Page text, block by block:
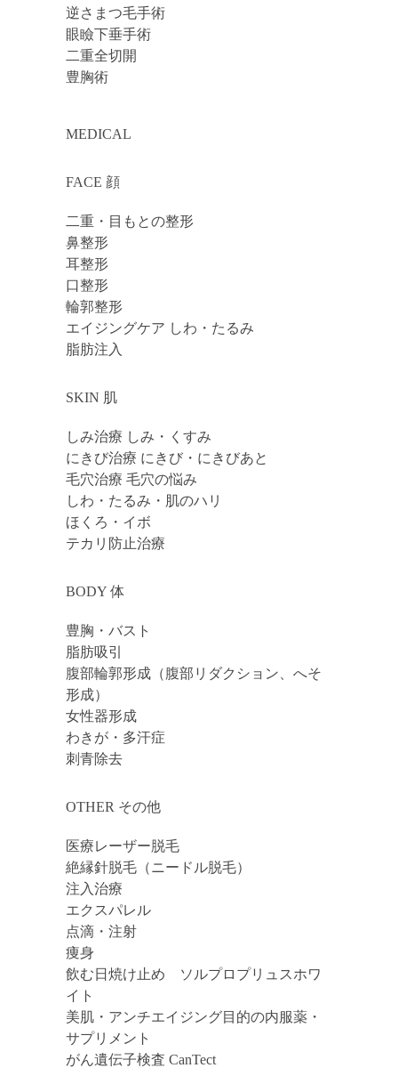
逆さまつ毛手術
眼瞼下垂手術
二重全切開
豊胸術
MEDICAL
FACE 顔
二重・目もとの整形
鼻整形
耳整形
口整形
輪郭整形
エイジングケア しわ・たるみ
脂肪注入
SKIN 肌
しみ治療 しみ・くすみ
にきび治療 にきび・にきびあと
毛穴治療 毛穴の悩み
しわ・たるみ・肌のハリ
ほくろ・イボ
テカリ防止治療
BODY 体
豊胸・バスト
脂肪吸引
腹部輪郭形成（腹部リダクション、へそ
形成）
女性器形成
わきが・多汗症
刺青除去
OTHER その他
医療レーザー脱毛
絶縁針脱毛（ニードル脱毛）
注入治療
エクスパレル
点滴・注射
痩身
飲む日焼け止め ソルプロプリュスホワ
イト
美肌・アンチエイジング目的の内服薬・
サプリメント
がん遺伝子検査 CanTect